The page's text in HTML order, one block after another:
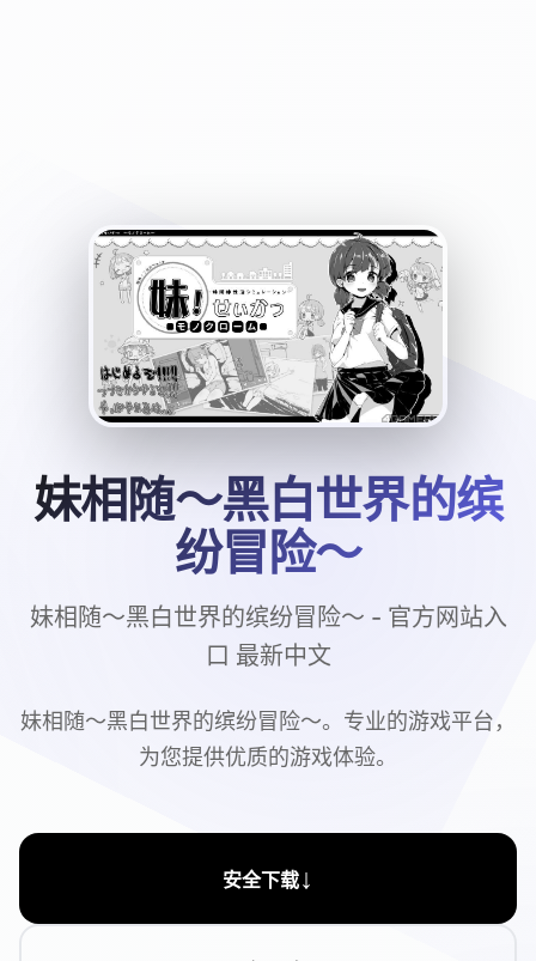
妹相随～黑白世界的缤
纷冒险～
妹相随～黑白世界的缤纷冒险～ - 官方网站入
口 最新中文
妹相随～黑白世界的缤纷冒险～。专业的游戏平台，
为您提供优质的游戏体验。
安全下载↓